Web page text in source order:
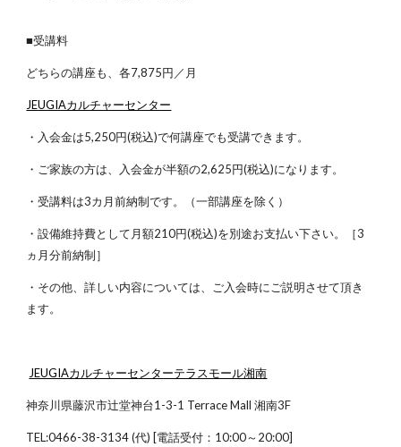
■受講料
どちらの講座も、各7,875円／月
JEUGIAカルチャーセンター
・入会金は5,250円(税込)で何講座でも受講できます。
・ご家族の方は、入会金が半額の2,625円(税込)になります。
・受講料は3カ月前納制です。（一部講座を除く）
・設備維持費として月額210円(税込)を別途お支払い下さい。［3
ヵ月分前納制］
・その他、詳しい内容については、ご入会時にご説明させて頂き
ます。
JEUGIAカルチャーセンターテラスモール湘南
神奈川県藤沢市辻堂神台1-3-1 Terrace Mall 湘南3F
TEL:0466-38-3134 (代) [電話受付：10:00～20:00]